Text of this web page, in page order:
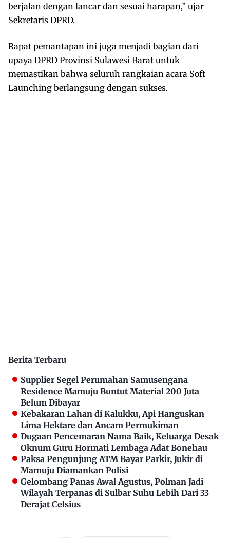
berjalan dengan lancar dan sesuai harapan,” ujar
Sekretaris DPRD.
Rapat pemantapan ini juga menjadi bagian dari
upaya DPRD Provinsi Sulawesi Barat untuk
memastikan bahwa seluruh rangkaian acara Soft
Launching berlangsung dengan sukses.
Berita Terbaru
Supplier Segel Perumahan Samusengana
Residence Mamuju Buntut Material 200 Juta
Belum Dibayar
Kebakaran Lahan di Kalukku, Api Hanguskan
Lima Hektare dan Ancam Permukiman
Dugaan Pencemaran Nama Baik, Keluarga Desak
Oknum Guru Hormati Lembaga Adat Bonehau
Paksa Pengunjung ATM Bayar Parkir, Jukir di
Mamuju Diamankan Polisi
Gelombang Panas Awal Agustus, Polman Jadi
Wilayah Terpanas di Sulbar Suhu Lebih Dari 33
Derajat Celsius